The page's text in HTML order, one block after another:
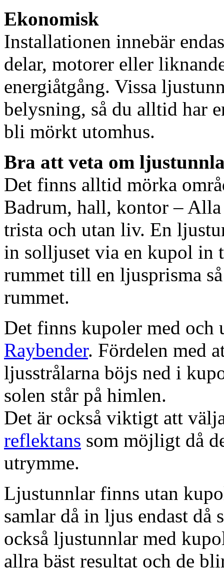
Ekonomisk
Installationen innebär
delar, motorer eller
energiåtgång. Vissa
belysning, så du alltid har
bli mörkt utomhus.
Bra att veta om
Det finns alltid mörka
Badrum, hall, kontor – Alla
trista och utan liv. En
in solljuset via en kupol in
rummet till en ljusprisma
rummet.
Det finns kupoler med och
Raybender. Fördelen med
ljusstrålarna böjs ned i
solen står på himlen.
Det är också viktigt att
reflektans som möjligt då
utrymme.
Ljustunnlar finns utan
samlar då in ljus endast då
också ljustunnlar med
allra bäst resultat och de